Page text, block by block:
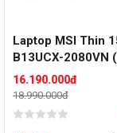
Laptop MSI Thin
B13UCX-2080VN
Core i5-13420H |
4GB | 15.6 inch
144Hz | 16 GB |
16.190.000đ
18.990.000đ